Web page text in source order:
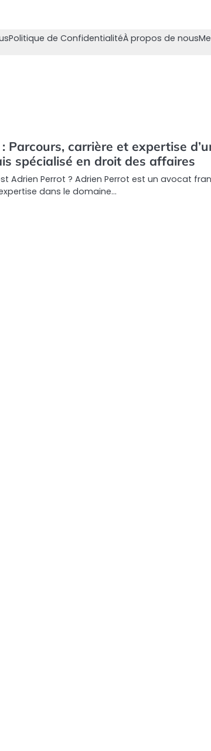
Politique de ConfidentialitéÀ propos de nous
Parcours, carrière et expertise
spécialisé en droit des affaires
Adrien Perrot ? Adrien Perrot est un avocat
dans le domaine…